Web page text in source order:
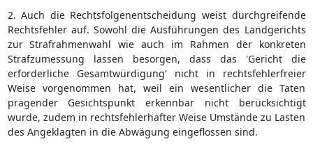
2. Auch die Rechtsfolgenentscheidung weist durchgreifende
Rechtsfehler auf. Sowohl die Ausführungen des Landgerichts
zur Strafrahmenwahl wie auch im Rahmen der konkreten
Strafzumessung lassen besorgen, dass das 'Gericht die
erforderliche Gesamtwürdigung' nicht in rechtsfehlerfreier
Weise vorgenommen hat, weil ein wesentlicher die Taten
prägender Gesichtspunkt erkennbar nicht berücksichtigt
wurde, zudem in rechtsfehlerhafter Weise Umstände zu Lasten
des Angeklagten in die Abwägung eingeflossen sind.